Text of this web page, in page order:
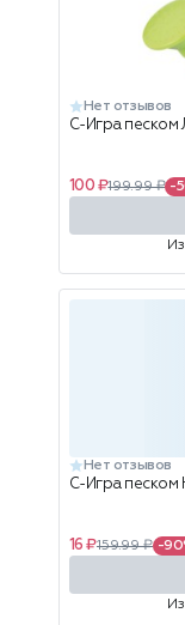
Нет отзывов
С-Игра песком
100 ₽199.99 ₽ -
Нет отзывов
С-Игра песком
16 ₽159.99 ₽ -